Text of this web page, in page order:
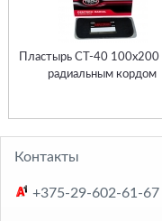
Пластырь СТ-40
радиальным кордом
Контакты
+375-29-602-61-67